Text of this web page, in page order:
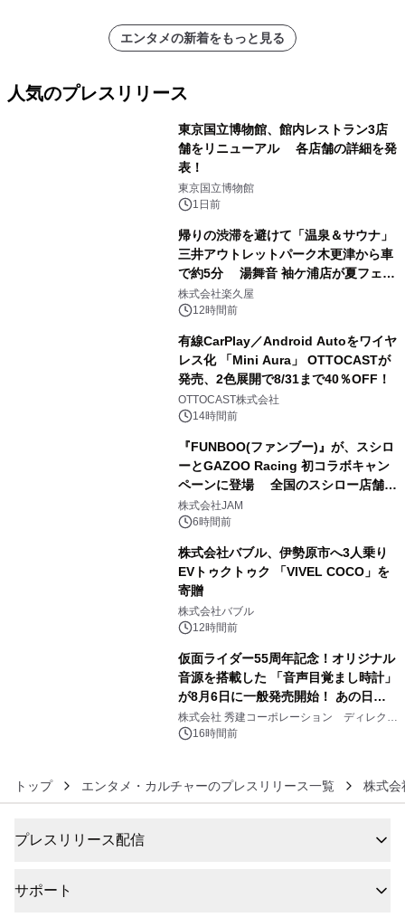
エンタメの新着をもっと見る
人気のプレスリリース
東京国立博物館、館内レストラン3店
舗をリニューアル 各店舗の詳細を発
表！
東京国立博物館
1日前
帰りの渋滞を避けて「温泉＆サウナ」
三井アウトレットパーク木更津から車
で約5分 湯舞音 袖ケ浦店が夏フェア
メニューを提供
株式会社楽久屋
12時間前
有線CarPlay／Android Autoをワイヤ
レス化 「Mini Aura」 OTTOCASTが
発売、2色展開で8/31まで40％OFF！
OTTOCAST株式会社
14時間前
『FUNBOO(ファンブー)』が、スシロ
ーとGAZOO Racing 初コラボキャン
ペーンに登場 全国のスシロー店舗で
GR 4車種の FUNBOO(ミニカー)付き
メニューが展開されます
株式会社JAM
6時間前
株式会社バブル、伊勢原市へ3人乗り
EVトゥクトゥク 「VIVEL COCO」を
寄贈
株式会社バブル
12時間前
仮面ライダー55周年記念！オリジナル
音源を搭載した 「音声目覚まし時計」
が8月6日に一般発売開始！ あの日の
大興奮が今甦る
株式会社 秀建コーポレーション ディレクト
アートギャラリー
16時間前
トップ エンタメ・カルチャーのプレスリリース一覧 株式会
プレスリリース配信
サポート